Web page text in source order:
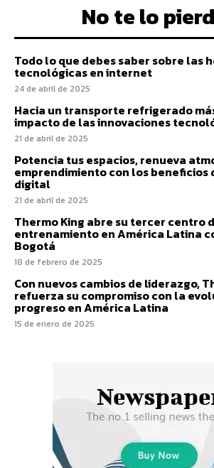
No te lo
Todo lo que debes saber sobre las
tecnológicas en internet
24 de abril de 2025
Hacia un transporte refrigerado
impacto de las innovaciones
21 de abril de 2025
Potencia tus espacios, renueva
emprendimiento con los beneficios
digital
21 de abril de 2025
Thermo King abre su tercer centro
entrenamiento en América Latina
Bogotá
18 de febrero de 2025
Con nuevos cambios de liderazgo,
refuerza su compromiso con la
progreso en América Latina
15 de enero de 2025